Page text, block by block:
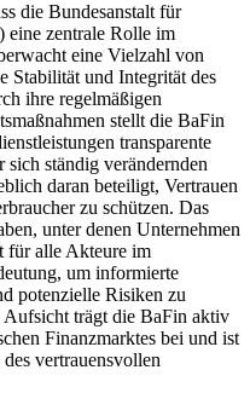
die Bundesanstalt für
eine zentrale Rolle⁢ im
eine⁤ Vielzahl⁣ von
Stabilität und Integrität ‌des
ihre⁢ regelmäßigen
stellt die BaFin⁣
transparente
ständig verändernden
daran beteiligt, Vertrauen​
zu schützen. Das
‍unter denen Unternehmen
für alle ‍Akteure im
um informierte
potenzielle Risiken zu
Aufsicht trägt ⁣die BaFin aktiv
Finanzmarktes bei und ist
vertrauensvollen